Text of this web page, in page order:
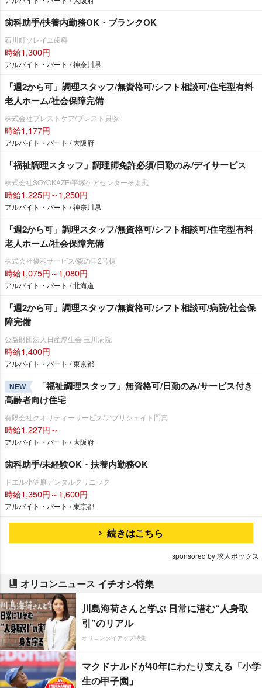
歯科助手/扶養内勤務OK・ブランクOK
石川町ソレイユ歯科
時給1,300円
アルバイト・パート / 神奈川県
「週2から可」調理スタッフ/無資格可/シフト相談可/住宅型有料
老人ホーム/社会保障完備
株式会社ブレストケア/ブレスト貝塚
時給1,177円
アルバイト・パート / 大阪府
「福祉調理スタッフ」調理師免許必須/日勤のみ/デイサービス
株式会社SOYOKAZE/平塚ケアセンターそよ風
時給1,225円～1,250円
アルバイト・パート / 神奈川県
「週2から可」調理スタッフ/無資格可/シフト相談可/住宅型有料
老人ホーム/社会保障完備
株式会社優和サービス/森の里2号棟
時給1,075円～1,080円
アルバイト・パート / 北海道
「週2から可」調理スタッフ/無資格可/シフト相談可/病院/社会保
障完備
公益財団法人日産厚生会 玉川病院
時給1,400円
アルバイト・パート / 東京都
NEW
「福祉調理スタッフ」無資格可/日勤のみ/サービス付き
高齢者向け住宅
有限会社クオリティーサービス/アプリシェイト門真
時給1,227円～
アルバイト・パート / 大阪府
歯科助手/未経験OK・扶養内勤務OK
ドエル小笠原デンタルクリニック
時給1,350円～1,600円
アルバイト・パート / 東京都
続きはこちら
sponsored by 求人ボックス
オリコンニュース イチオシ特集
川島海荷さんと学ぶ 日常に潜む“人身取
引”のリアル
オリコンタイアップ特集
マクドナルドが40年にわたり支える「小学
生の甲子園」